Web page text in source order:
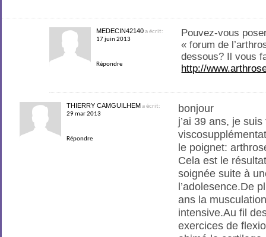
MEDECIN42140a écrit:
17 juin 2013
Répondre
Pouvez-vous
« forum de
dessous? Il vous
http://
THIERRY CAMGUILHEMa écrit:
29 mar 2013
Répondre
bonjour
j’ai 39 ans, je
le poignet:
Cela est le
soignée suite à
l’adolesence.De
ans la
intensive.Au fil
exercices de